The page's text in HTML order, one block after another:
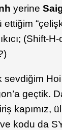
yerine
(Shift-
sevdiğim
geçtik.
kapımız,
kodu da